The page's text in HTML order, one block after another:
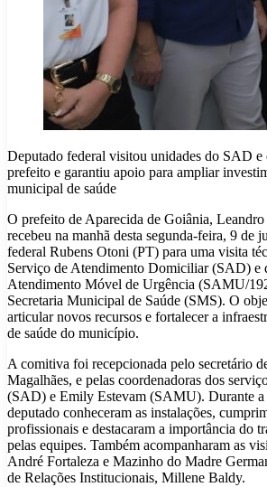
Deputado federal visitou unidades do SAD
prefeito e garantiu apoio para ampliar
municipal de saúde
O prefeito de Aparecida de Goiânia,
recebeu na manhã desta segunda-feira, 9 de
federal Rubens Otoni (PT) para uma visita
Serviço de Atendimento Domiciliar (SAD) e
Atendimento Móvel de Urgência (SAMU/
Secretaria Municipal de Saúde (SMS). O
articular novos recursos e fortalecer a
de saúde do município.
A comitiva foi recepcionada pelo secretário
Magalhães, e pelas coordenadoras dos
(SAD) e Emily Estevam (SAMU). Durante a
deputado conheceram as instalações,
profissionais e destacaram a importância do
pelas equipes. Também acompanharam as
André Fortaleza e Mazinho do Madre
de Relações Institucionais, Millene Baldy.